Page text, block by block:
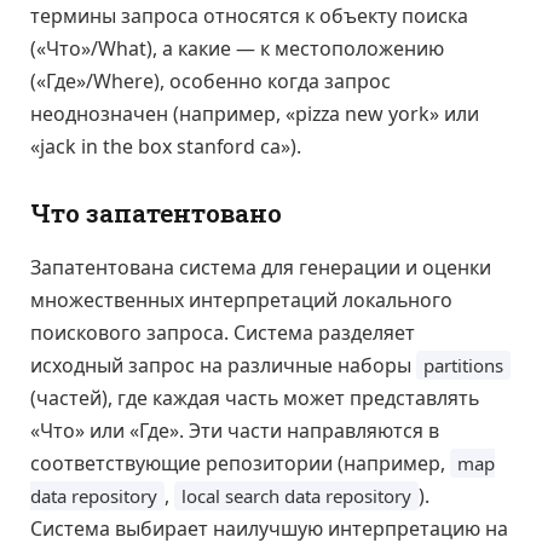
термины запроса относятся к объекту поиска
(«Что»/What), а какие — к местоположению
(«Где»/Where), особенно когда запрос
неоднозначен (например, «pizza new york» или
«jack in the box stanford ca»).
Что запатентовано
Запатентована система для генерации и оценки
множественных интерпретаций локального
поискового запроса. Система разделяет
исходный запрос на различные наборы partitions
(частей), где каждая часть может представлять
«Что» или «Где». Эти части направляются в
соответствующие репозитории (например, map
data repository , local search data repository ).
Система выбирает наилучшую интерпретацию на